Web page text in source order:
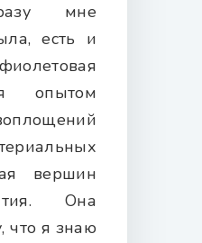
мне
есть и
опытом
вершин
Она
что я знаю